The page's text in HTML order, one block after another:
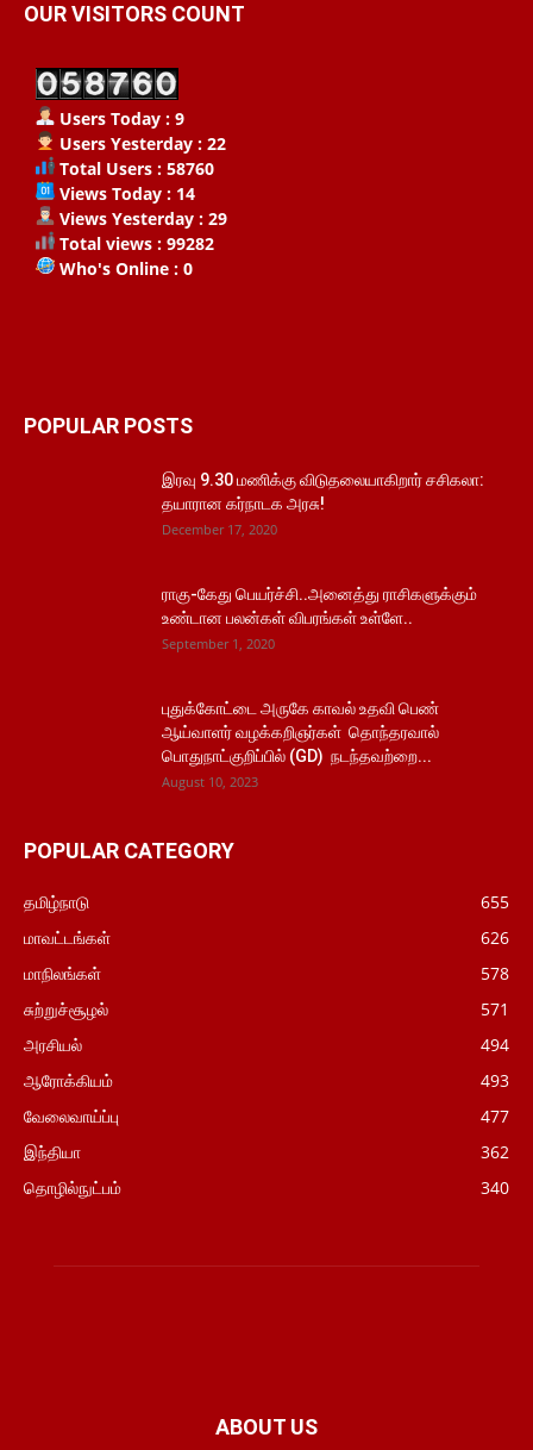
OUR VISITORS COUNT
Users Today : 9
Users Yesterday : 22
Total Users : 58760
Views Today : 14
Views Yesterday : 29
Total views : 99282
Who's Online : 0
POPULAR POSTS
இரவு 9.30 மணிக்கு விடுதலையாகிறார் சசிகலா:
தயாரான கர்நாடக அரசு!
December 17, 2020
ராகு-கேது பெயர்ச்சி..அனைத்து ராசிகளுக்கும்
உண்டான பலன்கள் விபரங்கள் உள்ளே..
September 1, 2020
புதுக்கோட்டை அருகே காவல் உதவி பெண்
ஆய்வாளர் வழக்கறிஞர்கள் தொந்தரவால்
பொதுநாட்குறிப்பில் (GD) நடந்தவற்றை...
August 10, 2023
POPULAR CATEGORY
தமிழ்நாடு
655
மாவட்டங்கள்
626
மாநிலங்கள்
578
சுற்றுச்சூழல்
571
அரசியல்
494
ஆரோக்கியம்
493
வேலைவாய்ப்பு
477
இந்தியா
362
தொழில்நுட்பம்
340
ABOUT US